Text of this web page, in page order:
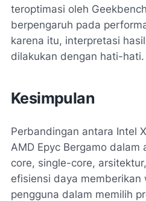
teroptimasi oleh
berpengaruh pada
karena itu, interpretasi
dilakukan dengan hati-hati.
Kesimpulan
Perbandingan antara Intel
AMD Epyc Bergamo
core, single-core,
efisiensi daya
pengguna dalam memilih